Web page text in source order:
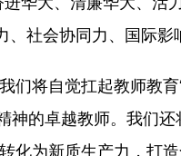
社会协同力、国际影
将自觉扛起教师教育
神的卓越教师。我们
化为新质生产力，打